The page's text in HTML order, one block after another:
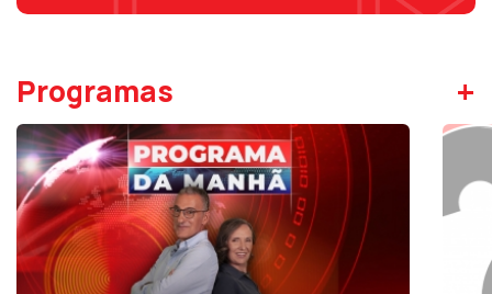
Programas +